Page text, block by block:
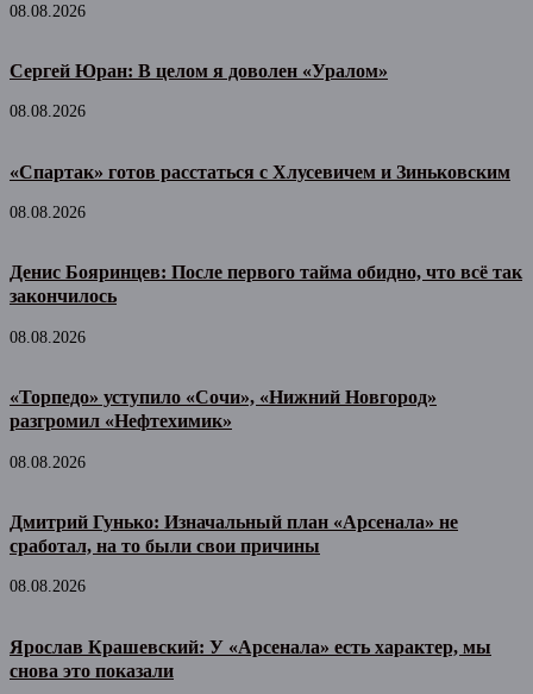
08.08.2026
Сергей Юран: В целом я доволен «Уралом»
08.08.2026
«Спартак» готов расстаться с Хлусевичем и Зиньковским
08.08.2026
Денис Бояринцев: После первого тайма обидно, что всё так
закончилось
08.08.2026
«Торпедо» уступило «Сочи», «Нижний Новгород»
разгромил «Нефтехимик»
08.08.2026
Дмитрий Гунько: Изначальный план «Арсенала» не
сработал, на то были свои причины
08.08.2026
Ярослав Крашевский: У «Арсенала» есть характер, мы
снова это показали